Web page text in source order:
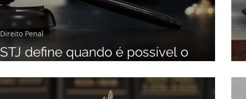
STJ define quando é possível o
Direito Penal